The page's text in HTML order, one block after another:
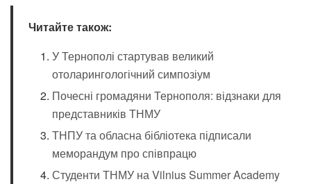
Читайте також:
У Тернополі стартував великий
отоларингологічний симпозіум
Почесні громадяни Тернополя: відзнаки для
представників ТНМУ
ТНПУ та обласна бібліотека підписали
меморандум про співпрацю
Студенти ТНМУ на Vilnius Summer Academy